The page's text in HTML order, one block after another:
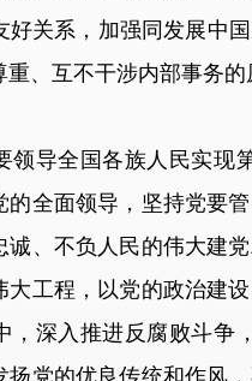
好关系，加强同发展中
重、互不干涉内部事务
全国各族人民实现第
的全面领导，坚持党要
诚、不负人民的伟大建
大工程，以党的政治建
，深入推进反腐败斗争
扬党的优良传统和作风